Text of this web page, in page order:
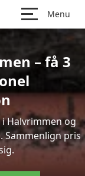
Menu
– få 3
Halvrimmen og
pris